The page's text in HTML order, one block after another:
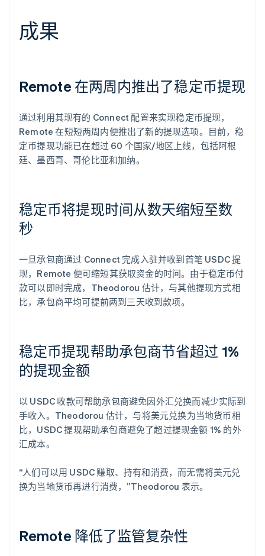
成果
Remote 在两周内推出了稳定币提现
通过利用其现有的 Connect 配置来实现稳定币提现，
Remote 在短短两周内便推出了新的提现选项。目前，稳
定币提现功能已在超过 60 个国家/地区上线，包括阿根
廷、墨西哥、哥伦比亚和加纳。
稳定币将提现时间从数天缩短至数
秒
一旦承包商通过 Connect 完成入驻并收到首笔 USDC 提
现，Remote 便可缩短其获取资金的时间。由于稳定币付
款可以即时完成，Theodorou 估计，与其他提现方式相
比，承包商平均可提前两到三天收到款项。
稳定币提现帮助承包商节省超过 1%
的提现金额
以 USDC 收款可帮助承包商避免因外汇兑换而减少实际到
手收入。Theodorou 估计，与将美元兑换为当地货币相
比，USDC 提现帮助承包商避免了超过提现金额 1% 的外
汇成本。
“人们可以用 USDC 赚取、持有和消费，而无需将美元兑
换为当地货币再进行消费，”Theodorou 表示。
Remote 降低了监管复杂性